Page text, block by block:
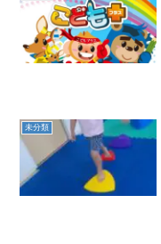
未分類